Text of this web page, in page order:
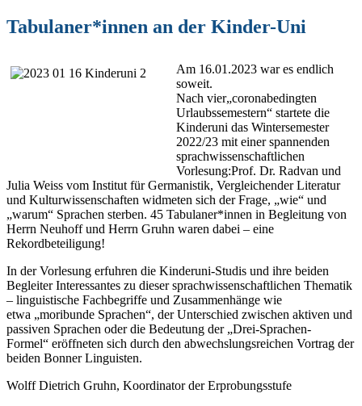
Tabulaner*innen an der Kinder-Uni
Am 16.01.2023 war es endlich
soweit.
Nach vier„coronabedingten
Urlaubssemestern“ startete die
Kinderuni das Wintersemester
2022/23 mit einer spannenden
sprachwissenschaftlichen
Vorlesung:Prof. Dr. Radvan und
Julia Weiss vom Institut fürGermanistik, VergleichenderLiteratur
und Kulturwissenschaften widmeten sich der Frage, „wie“ und
„warum“ Sprachen sterben. 45 Tabulaner*innen in Begleitung von
Herrn Neuhoff und Herrn Gruhn waren dabei – eine
Rekordbeteiligung!
In der Vorlesung erfuhren die Kinderuni-Studis und ihre beiden
Begleiter Interessantes zu dieser sprachwissenschaftlichen Thematik
– linguistische Fachbegriffe und Zusammenhänge wie
etwa „moribunde Sprachen“, der Unterschied zwischen aktiven und
passiven Sprachen oderdie Bedeutung der „Drei-Sprachen-
Formel“ eröffneten sich durch den abwechslungsreichen Vortrag der
beiden Bonner Linguisten.
Wolff Dietrich Gruhn, Koordinator der Erprobungsstufe